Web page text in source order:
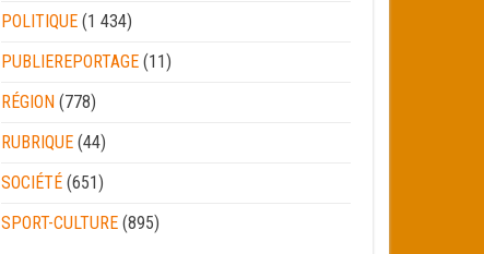
POLITIQUE (1 434)
PUBLIEREPORTAGE (11)
RÉGION (778)
RUBRIQUE (44)
SOCIÉTÉ (651)
SPORT-CULTURE (895)